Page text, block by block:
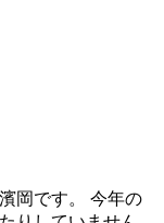
岡です。 今年の